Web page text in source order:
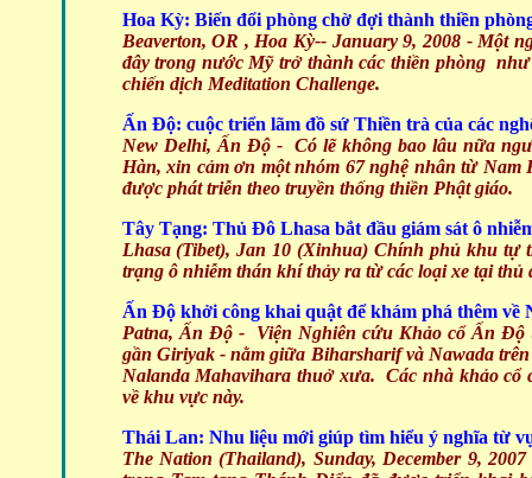
Hoa Kỳ: Biến đổi phòng chờ đợi thành thiền
Beaverton, OR , Hoa Kỳ-- January 9, 2008 - Một
đây trong nước Mỹ trở thành các thiền phòng
chiến dịch Meditation Challenge.
Ấn Độ: cuộc triển lãm đồ sứ Thiền trà của các
New Delhi, Ấn Độ - Có lẽ không bao lâu nữa
Hàn, xin cảm ơn một nhóm 67 nghệ nhân từ Nam
được phát triễn theo truyền thống thiền Phật giáo.
Tây Tạng: Thủ Đô Lhasa bắt đầu giám sát ô
Lhasa (Tibet), Jan 10 (Xinhua) Chính phủ khu
trạng ô nhiễm thán khí thảy ra từ các loại xe tại
Ấn Độ khởi công khai quật để khám phá thêm về
Patna, Ấn Độ - Viện Nghiên cứu Khảo cổ Ấn Độ
gần Giriyak - nằm giữa Biharsharif và Nawada
Nalanda Mahavihara thuở xưa. Các nhà khảo cổ
về khu vực này.
Thái Lan: Nhu liệu mới giúp tìm hiểu ý nghĩa từ
The Nation (Thailand), Sunday, December 9, 2007